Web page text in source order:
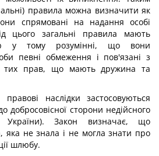
правила можна визначити як
спрямовані на надання особі
цього загальні правила мають
у тому розумінні, що вони
певні обмеження і пов'язані з
тих прав, що мають дружина та
наслідки застосовуються
сторони недійсного
України). Закон визначає, що
яка не знала і не могла знати про
шлюбу.